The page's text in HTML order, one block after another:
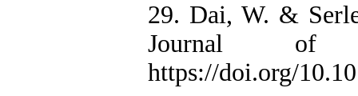
29. Dai, W. &
Journal of
https://doi.org/